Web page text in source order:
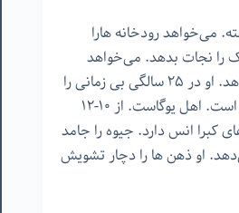
می‌خواهد رودخانه هارا
را نجات بدهد. می‌خواهد
بشر را از بدبختی نجات بدهد. او در ٢۵ سالگی بی زمانی را
تجربه کرده. او اهل مراقبه است. اهل یوگاست. از ١٠-١٢
کبرا انس دارد. جیوه را جامد
او ذهن ها را دچار تشویش